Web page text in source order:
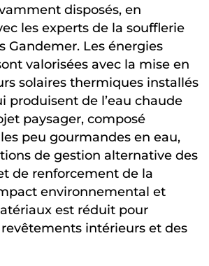
disposés, en
les experts de la soufflerie
Gandemer. Les énergies
valorisées avec la mise en
solaires thermiques installés
produisent de l’eau chaude
paysager, composé
peu gourmandes en eau,
de gestion alternative des
de renforcement de la
environnemental et
est réduit pour
revêtements intérieurs et des